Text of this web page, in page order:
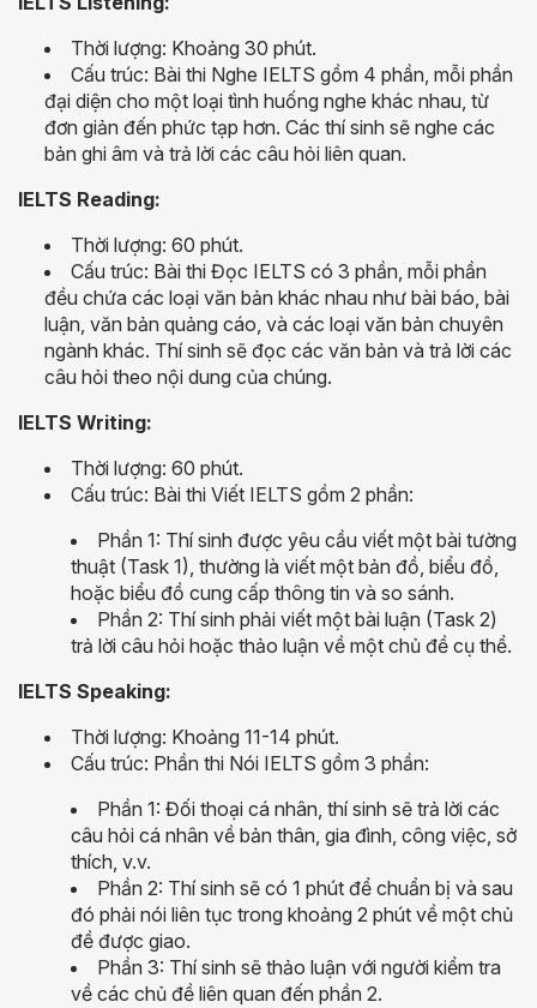
Thời lượng: Khoảng 30 phút.
Cấu trúc: Bài thi Nghe IELTS gồm 4 phần, mỗi phần
đại diện cho một loại tình huống nghe khác nhau, từ
đơn giản đến phức tạp hơn. Các thí sinh sẽ nghe các
bản ghi âm và trả lời các câu hỏi liên quan.
IELTS Reading:
Thời lượng: 60 phút.
Cấu trúc: Bài thi Đọc IELTS có 3 phần, mỗi phần
đều chứa các loại văn bản khác nhau như bài báo, bài
luận, văn bản quảng cáo, và các loại văn bản chuyên
ngành khác. Thí sinh sẽ đọc các văn bản và trả lời các
câu hỏi theo nội dung của chúng.
IELTS Writing:
Thời lượng: 60 phút.
Cấu trúc: Bài thi Viết IELTS gồm 2 phần:
Phần 1: Thí sinh được yêu cầu viết một bài tường
thuật (Task 1), thường là viết một bản đồ, biểu đồ,
hoặc biểu đồ cung cấp thông tin và so sánh.
Phần 2: Thí sinh phải viết một bài luận (Task 2)
trả lời câu hỏi hoặc thảo luận về một chủ đề cụ thể.
IELTS Speaking:
Thời lượng: Khoảng 11-14 phút.
Cấu trúc: Phần thi Nói IELTS gồm 3 phần:
Phần 1: Đối thoại cá nhân, thí sinh sẽ trả lời các
câu hỏi cá nhân về bản thân, gia đình, công việc, sở
thích, v.v.
Phần 2: Thí sinh sẽ có 1 phút để chuẩn bị và sau
đó phải nói liên tục trong khoảng 2 phút về một chủ
đề được giao.
Phần 3: Thí sinh sẽ thảo luận với người kiểm tra
về các chủ đề liên quan đến phần 2.